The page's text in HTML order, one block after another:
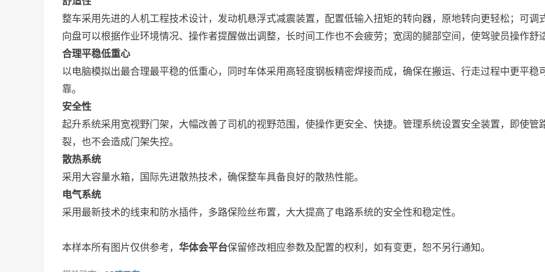
整车采用先进的人机工程技术设计，发动机悬浮式减震装置，配置低输入扭矩的转向器，原地转向更轻松；可调
向盘可以根据作业环境情况、操作者提醒做出调整，长时间工作也不会疲劳；宽阔的腿部空间，使驾驶员操作舒
合理平稳低重心
以电脑模拟出最合理最平稳的低重心，同时车体采用高轻度钢板精密焊接而成，确保在搬运、行走过程中更平稳
靠。
安全性
起升系统采用宽视野门架，大幅改善了司机的视野范围，使操作更安全、快捷。管理系统设置安全装置，即使管
裂，也不会造成门架失控。
散热系统
采用大容量水箱，国际先进散热技术，确保整车具备良好的散热性能。
电气系统
采用最新技术的线束和防水插件，多路保险丝布置，大大提高了电路系统的安全性和稳定性。
本样本所有图片仅供参考， 华体会平台保留修改相应参数及配置的权利，如有变更，恕不另行通知。